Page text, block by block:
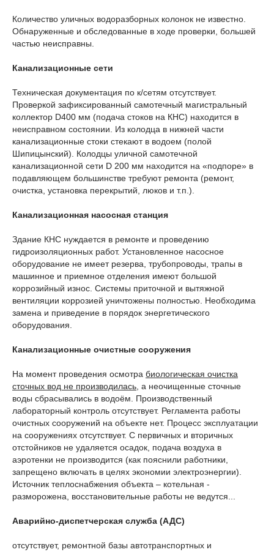
Количество уличных водоразборных колонок не известно.
Обнаруженные и обследованные в ходе проверки, большей
частью неисправны.
Канализационные сети
Техническая документация по к/сетям отсутствует.
Проверкой зафиксированный самотечный магистральный
коллектор D400 мм (подача стоков на КНС) находится в
неисправном состоянии. Из колодца в нижней части
канализационные стоки стекают в водоем (полой
Шипицынский). Колодцы уличной самотечной
канализационной сети D 200 мм находится на «подпоре» в
подавляющем большинстве требуют ремонта (ремонт,
очистка, установка перекрытий, люков и т.п.).
Канализационная насосная станция
Здание КНС нуждается в ремонте и проведению
гидроизоляционных работ. Установленное насосное
оборудование не имеет резерва, трубопроводы, трапы в
машинное и приемное отделения имеют большой
коррозийный износ. Системы приточной и вытяжной
вентиляции коррозией уничтожены полностью. Необходима
замена и приведение в порядок энергетического
оборудования.
Канализационные очистные сооружения
На момент проведения осмотра биологическая очистка
сточных вод не производилась , а неочищенные сточные
воды сбрасывались в водоём. Производственный
лабораторный контроль отсутствует. Регламента работы
очистных сооружений на объекте нет. Процесс эксплуатации
на сооружениях отсутствует. С первичных и вторичных
отстойников не удаляется осадок, подача воздуха в
аэротенки не производится (как пояснили работники,
запрещено включать в целях экономии электроэнергии).
Источник теплоснабжения объекта – котельная -
разморожена, восстановительные работы не ведутся...
Аварийно-диспетчерская служба (АДС)
отсутствует, ремонтной базы автотранспортных и